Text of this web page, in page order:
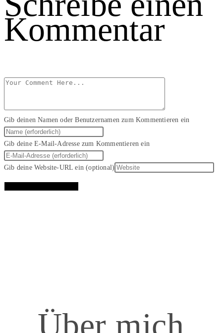
Kommentar
Gib deinen Namen oder Benutzernamen zum Kommentieren ein
Gib deine E-Mail-Adresse zum Kommentieren ein
Gib deine Website-URL ein (optional)
Über mich